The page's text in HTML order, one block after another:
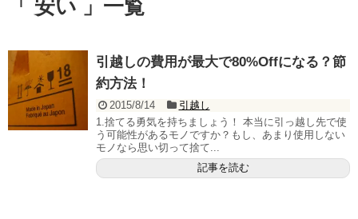
「 安い 」一覧
引越しの費用が最大で80%Offになる？節
約方法！
2015/8/14
引越し
1.捨てる勇気を持ちましょう！ 本当に引っ越し先で使
う可能性があるモノですか？もし、あまり使用しない
モノなら思い切って捨て...
記事を読む